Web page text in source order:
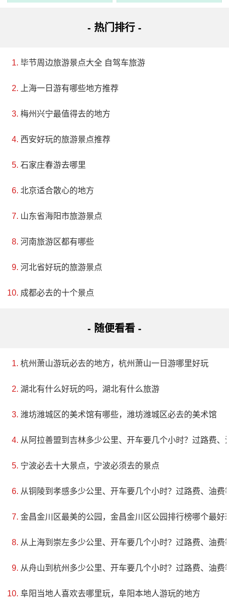
关。乐满地主题乐园营造不同时空背景的游乐场所，让
环境所提供的乐趣。它引进了国际级大型游乐园的设
计，并选取世界各地的梦幻情境，打造出时空交错的欢
电话：(0773)2803315
溶山水游览区。漓江流经广西壮族自治区桂林市，以流
域孕育的独特绝世而又秀甲天下的自然景观桂林山水，
巧、变四个字，主要景点概括为一江、两洞、三山。一
山、叠彩山、独秀峰）是桂林山水的精华所在。漓江像
画卷。乘舟泛游漓江，更是一种难忘的体验。
- 热门排行 -
毕节周边旅游景点大全 自驾车旅游
上海一日游有哪些地方推荐
梅州兴宁最值得去的地方
西安好玩的旅游景点推荐
石家庄春游去哪里
北京适合散心的地方
山东省海阳市旅游景点
河南旅游区都有哪些
河北省好玩的旅游景点
成都必去的十个景点
- 随便看看 -
杭州萧山游玩必去的地方，杭州萧山一日游哪里好玩
湖北有什么好玩的吗，湖北有什么旅游
潍坊潍城区的美术馆有哪些，潍坊潍城区必去的美术馆
从阿拉善盟到吉林多少公里、开车要几个小时？过路费、
宁波必去十大景点，宁波必须去的景点
从铜陵到孝感多少公里、开车要几个小时？过路费、油费
金昌金川区最美的公园，金昌金川区公园排行榜哪个最好
从上海到崇左多少公里、开车要几个小时？过路费、油费
从舟山到杭州多少公里、开车要几个小时？过路费、油费
阜阳当地人喜欢去哪里玩，阜阳本地人游玩的地方